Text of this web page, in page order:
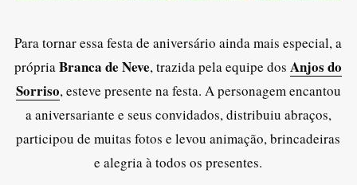
Para tornar essa festa de aniversário ainda mais especial, a
própriaBranca de Neve, trazida pela equipe dosAnjos do
Sorriso, esteve presente na festa. A personagem encantou
a aniversariante e seus convidados, distribuiu abraços,
participou de muitas fotos e levou animação, brincadeiras
e alegria à todos os presentes.